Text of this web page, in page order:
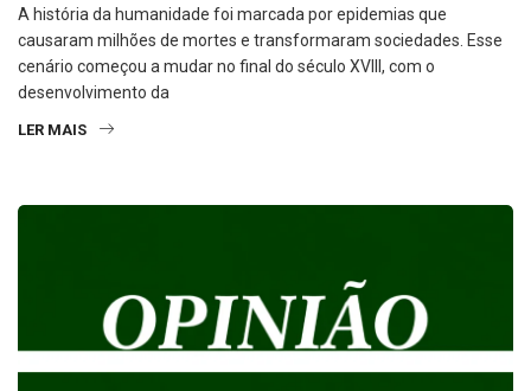
causaram milhões de mortes e transformaram sociedades. Esse
cenário começou a mudar no final do século XVIII, com o
desenvolvimento da
LER MAIS